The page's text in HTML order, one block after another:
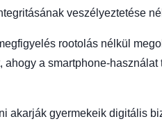
veszélyeztetése
rootolás nélkül
ahogy a smartphone-
akarják gyermekeik digitális